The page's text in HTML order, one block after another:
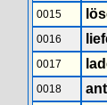
0015
0016
0017
0018